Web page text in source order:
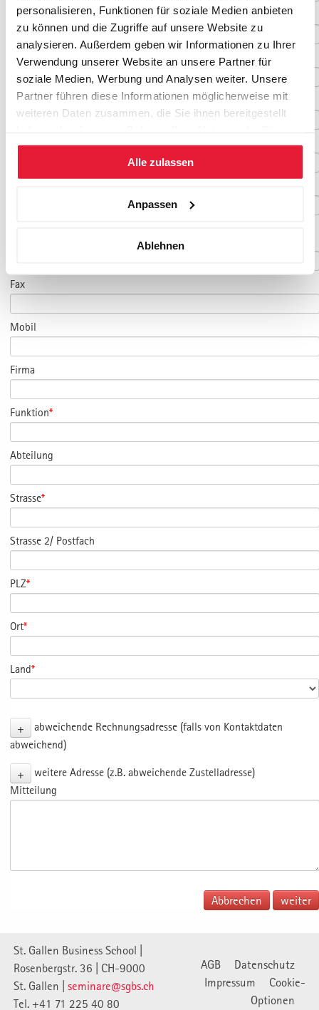
personalisieren, Funktionen für soziale Medien anbieten
zu können und die Zugriffe auf unsere Website zu
analysieren. Außerdem geben wir Informationen zu Ihrer
Verwendung unserer Website an unsere Partner für
soziale Medien, Werbung und Analysen weiter. Unsere
Partner führen diese Informationen möglicherweise mit
weiteren Daten zusammen, die Sie ihnen bereitgestellt
gesammelt haben.
Alle zulassen
Anpassen
Ablehnen
Vorname*
Nachname*
Geburtsdatum
E-Mail*
Fax
Mobil
Firma
Funktion*
Abteilung
Strasse*
Strasse 2/ Postfach
PLZ*
Ort*
Land*
+
abweichende Rechnungsadresse (falls von Kontaktdaten
abweichend)
+
weitere Adresse (z.B. abweichende Zustelladresse)
Mitteilung
Abbrechen
St. Gallen Business School |
Rosenbergstr. 36 | CH-9000
St. Gallen | seminare@sgbs.ch
Tel. +41 71 225 40 80
AGB
Datenschutz
Impressum
Cookie-
Optionen